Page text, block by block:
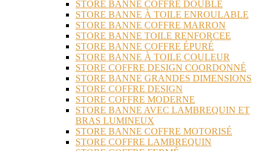
STORE BANNE COFFRE DOUBLE
STORE BANNE À TOILE ENROULABLE
STORE BANNE COFFRE MARRON
STORE BANNE TOILE RENFORCEE
STORE BANNE COFFRE ÉPURÉ
STORE BANNE À TOILE COULEUR
STORE COFFRE DESIGN COORDONNÉ
STORE BANNE GRANDES DIMENSIONS
STORE COFFRE DESIGN
STORE COFFRE MODERNE
STORE BANNE AVEC LAMBREQUIN ET
BRAS LUMINEUX
STORE BANNE COFFRE MOTORISÉ
STORE COFFRE LAMBREQUIN